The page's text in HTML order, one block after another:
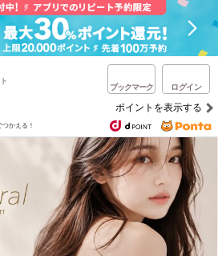
ブックマーク ログイン
ポイントを表示する
かえる！